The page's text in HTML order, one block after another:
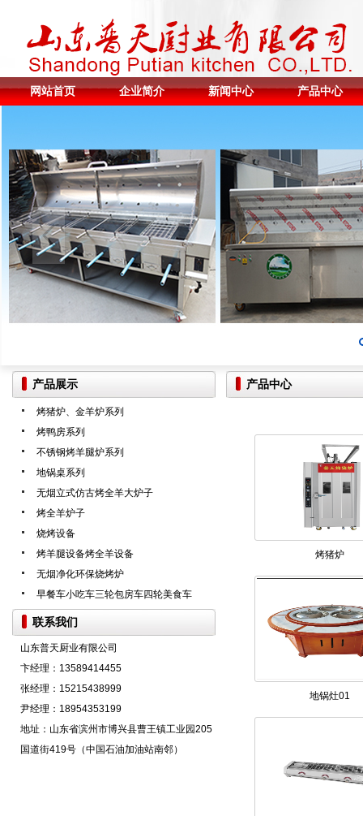
网站首页 企业简介 新闻中心 产品中心
产品中心
烤猪炉
地锅灶01
产品展示
烤猪炉、金羊炉系列
烤鸭房系列
不锈钢烤羊腿炉系列
地锅桌系列
无烟立式仿古烤全羊大炉子
烤全羊炉子
烧烤设备
烤羊腿设备烤全羊设备
无烟净化环保烧烤炉
早餐车小吃车三轮包房车四轮美食车
联系我们
山东普天厨业有限公司
卞经理：13589414455
张经理：15215438999
尹经理：18954353199
地址：山东省滨州市博兴县曹王镇工业园205
国道街419号（中国石油加油站南邻）